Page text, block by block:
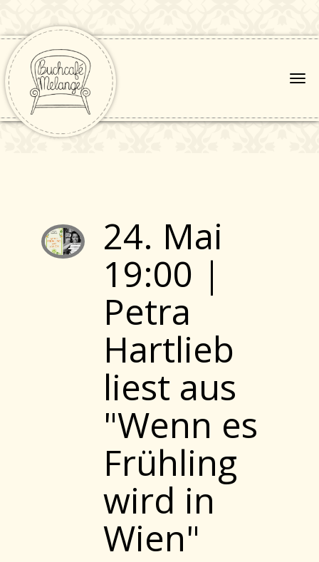
24. Mai
19:00 |
Petra
Hartlieb
liest aus
"Wenn es
Frühling
wird in
Wien"